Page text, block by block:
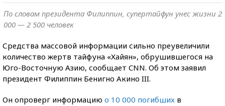
По словам президента Филиппин, супертайфун унес жизни 2
000 — 2 500 человек
Средства массовой информации сильно преувеличили
количество жертв тайфуна «Хайян», обрушившегося на
Юго-Восточную Азию, сообщает CNN. Об этом заявил
президент Филиппин Бенигно Акино III.
Он опроверг информацию о 10 000 погибших в